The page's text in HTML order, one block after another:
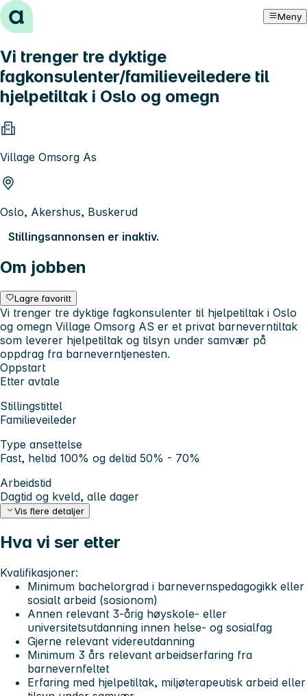
Hopp til innhold Meny
Vi trenger tre dyktige
fagkonsulenter/familieveiledere til
hjelpetiltak i Oslo og omegn
Village Omsorg As
Oslo, Akershus, Buskerud
Stillingsannonsen er inaktiv.
Om jobben
Lagre favoritt
Vi trenger tre dyktige fagkonsulenter til hjelpetiltak i Oslo
og omegn Village Omsorg AS er et privat barneverntiltak
som leverer hjelpetiltak og tilsyn under samvær på
oppdrag fra barneverntjenesten.
Oppstart
Etter avtale
Stillingstittel
Familieveileder
Type ansettelse
Fast, heltid 100% og deltid 50% - 70%
Arbeidstid
Dagtid og kveld, alle dager
Vis flere detaljer
Hva vi ser etter
Kvalifikasjoner:
Minimum bachelorgrad i barnevernspedagogikk eller
sosialt arbeid (sosionom)
Annen relevant 3-årig høyskole- eller
universitetsutdanning innen helse- og sosialfag
Gjerne relevant videreutdanning
Minimum 3 års relevant arbeidserfaring fra
barnevernfeltet
Erfaring med hjelpetiltak, miljøterapeutisk arbeid eller